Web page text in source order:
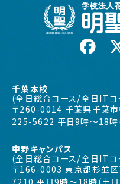
千葉本校
(全日総合コース/全日ITコ
〒260-0014 千葉県千葉
225-5622 平日9時〜18
中野キャンパス
(全日総合コース/全日ITコ
〒166-0003 東京都杉並
7210 平日9時〜18時(土